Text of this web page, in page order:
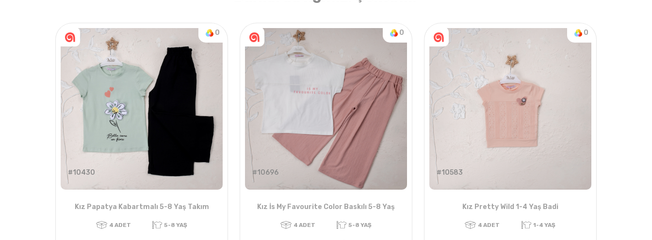
0
#10430
Kız Papatya Kabartmalı 5-8 Yaş Takım
0
#10696
Kız İs My Favourite Color Baskılı 5-8 Yaş
0
#10583
Kız Pretty Wild 1-4 Yaş Badi